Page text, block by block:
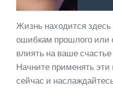
Жизнь находится
ошибкам прошлого или
влиять на ваше
Начните применять
сейчас и